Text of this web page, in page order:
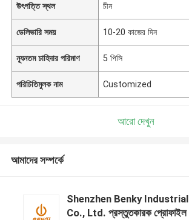
উৎপত্তি স্থল চীন
ডেলিভারি সময় 10-20 কাজের দিন
ন্যূনতম চাহিদার পরিমাণ 5 পিসি
পরিচিতিমুলক নাম Customized
আরো দেখুন
আমাদের সম্পর্কে
Shenzhen Benky Industrial
Co., Ltd. প্রস্তুতকারক প্রোফাইল